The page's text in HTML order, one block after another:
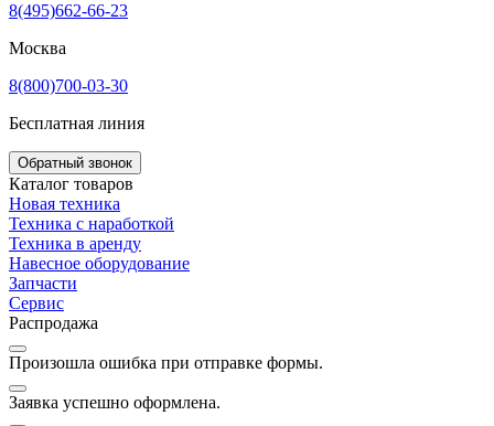
8(495)662-66-23
Москва
8(800)700-03-30
Бесплатная линия
Обратный звонок
Каталог товаров
Новая техника
Техника с наработкой
Техника в аренду
Навесное оборудование
Запчасти
Сервис
Распродажа
Произошла ошибка при отправке формы.
Заявка успешно оформлена.